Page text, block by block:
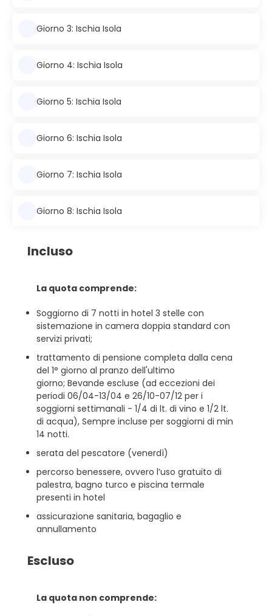
Giorno 3: Ischia Isola
Giorno 4: Ischia Isola
Giorno 5: Ischia Isola
Giorno 6: Ischia Isola
Giorno 7: Ischia Isola
Giorno 8: Ischia Isola
Incluso
La quota comprende:
Soggiorno di 7 notti in hotel 3 stelle con
sistemazione in camera doppia standard con
servizi privati;
trattamento di pensione completa dalla cena
del 1° giorno al pranzo dell'ultimo
giorno; Bevande escluse (ad eccezioni dei
periodi 06/04-13/04 e 26/10-07/12 per i
soggiorni settimanali - 1/4 di lt. di vino e 1/2 lt.
di acqua), Sempre incluse per soggiorni di min
14 notti.
serata del pescatore (venerdì)
percorso benessere, ovvero l’uso gratuito di
palestra, bagno turco e piscina termale
presenti in hotel
assicurazione sanitaria, bagaglio e
annullamento
Escluso
La quota non comprende: